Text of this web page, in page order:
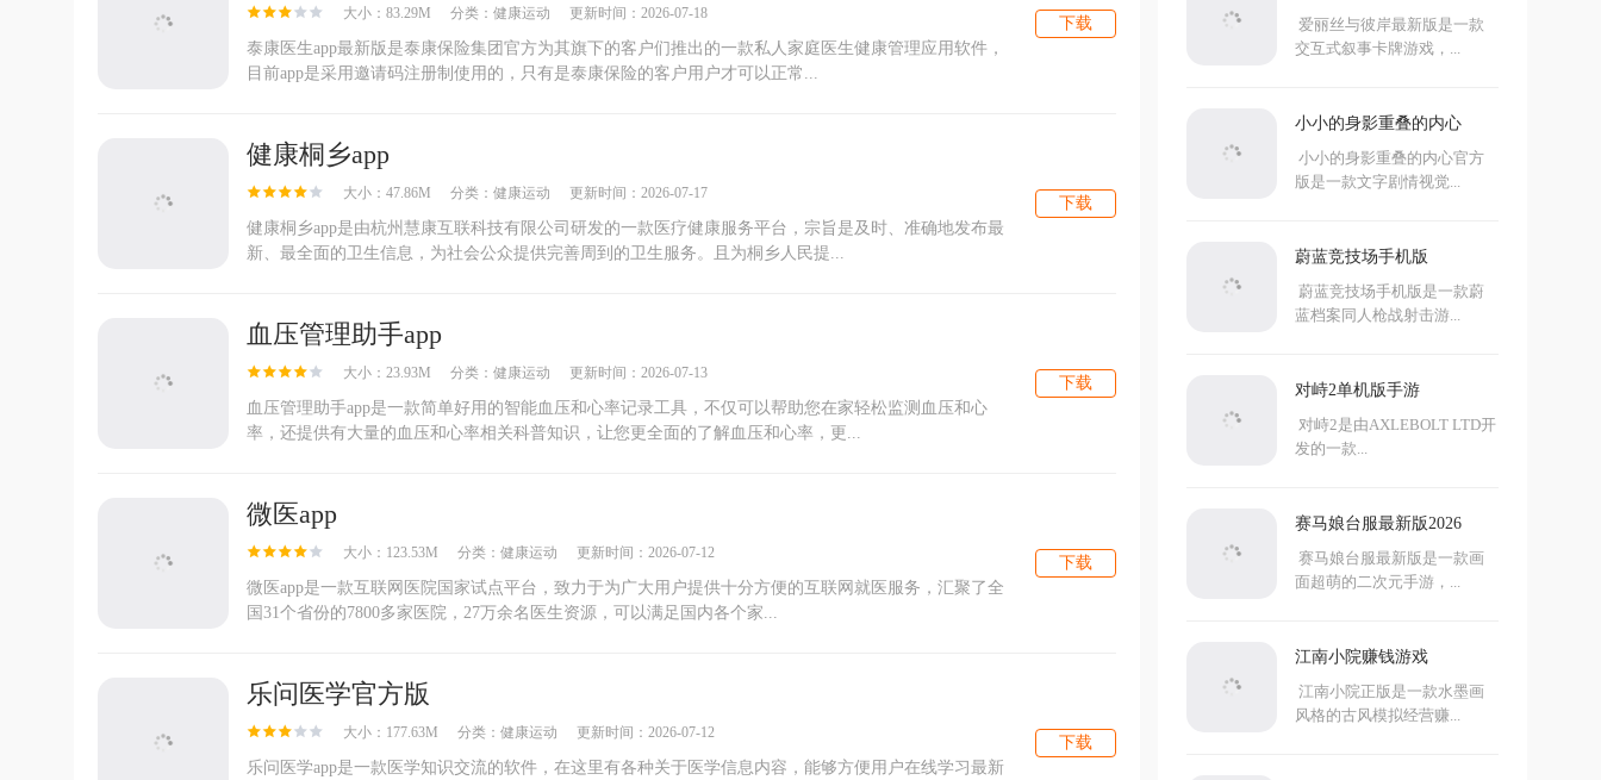
大小：83.29M 分类： 健康运动 更新时间： 2026-07-18
下载
泰康医生app最新版是泰康保险集团官方为其旗下的客户们推出的一款私人家庭医生健康管理应用软件，
目前app是采用邀请码注册制使用的，只有是泰康保险的客户用户才可以正常...
健康桐乡app
大小：47.86M 分类： 健康运动 更新时间： 2026-07-17
下载
健康桐乡app是由杭州慧康互联科技有限公司研发的一款医疗健康服务平台，宗旨是及时、准确地发布最
新、最全面的卫生信息，为社会公众提供完善周到的卫生服务。且为桐乡人民提...
血压管理助手app
大小：23.93M 分类： 健康运动 更新时间： 2026-07-13
下载
血压管理助手app是一款简单好用的智能血压和心率记录工具，不仅可以帮助您在家轻松监测血压和心
率，还提供有大量的血压和心率相关科普知识，让您更全面的了解血压和心率，更...
微医app
大小：123.53M 分类： 健康运动 更新时间： 2026-07-12
下载
微医app是一款互联网医院国家试点平台，致力于为广大用户提供十分方便的互联网就医服务，汇聚了全
国31个省份的7800多家医院，27万余名医生资源，可以满足国内各个家...
乐问医学官方版
大小：177.63M 分类： 健康运动 更新时间： 2026-07-12
下载
乐问医学app是一款医学知识交流的软件，在这里有各种关于医学信息内容，能够方便用户在线学习最新
爱丽丝与彼岸最新版是一款
交互式叙事卡牌游戏，...
小小的身影重叠的内心
小小的身影重叠的内心官方
版是一款文字剧情视觉...
蔚蓝竞技场手机版
蔚蓝竞技场手机版是一款蔚
蓝档案同人枪战射击游...
对峙2单机版手游
对峙2是由AXLEBOLT LTD开
发的一款...
赛马娘台服最新版2026
赛马娘台服最新版是一款画
面超萌的二次元手游，...
江南小院赚钱游戏
江南小院正版是一款水墨画
风格的古风模拟经营赚...